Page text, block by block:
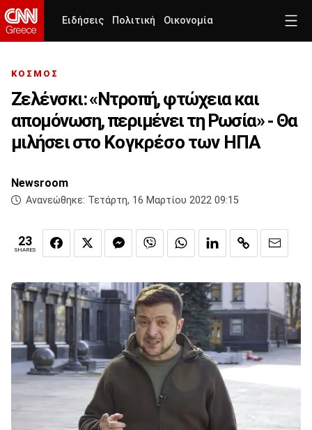
Ειδήσεις Πολιτική Οικονομία
ΚΟΣΜΟΣ
Ζελένσκι: «Ντροπή, φτώχεια και
απομόνωση, περιμένει τη Ρωσία» - Θα
μιλήσει στο Κογκρέσο των ΗΠΑ
Newsroom
Ανανεώθηκε: Τετάρτη, 16 Μαρτίου 2022 09:15
23
SHARES